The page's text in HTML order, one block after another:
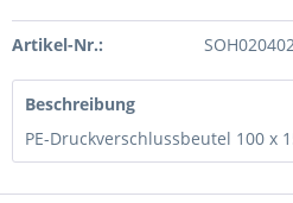
Artikel-Nr.:
Beschreibung
PE-Druckverschlussbeutel 100 x